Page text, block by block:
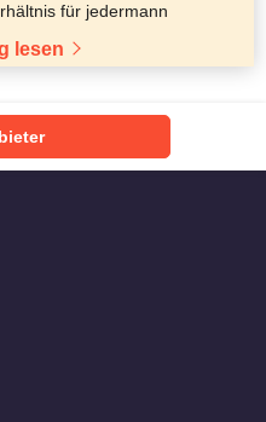
für jedermann
lesen